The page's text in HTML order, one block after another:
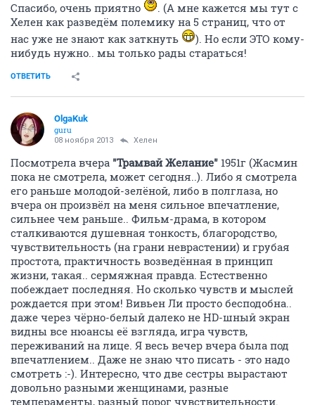
Спасибо, очень приятно
. (А мне кажется мы тут с
Хелен как разведём полемику на 5 страниц, что от
нас уже не знают как заткнуть
). Но если ЭТО кому-
нибудь нужно.. мы только рады стараться!
ОТВЕТИТЬ
OlgaKuk
guru
08 ноября 2013 Хелен
Посмотрела вчера "Трамвай Желание" 1951г (Жасмин
пока не смотрела, может сегодня..). Либо я смотрела
его раньше молодой-зелёной, либо в полглаза, но
вчера он произвёл на меня сильное впечатление,
сильнее чем раньше.. Фильм-драма, в котором
сталкиваются душевная тонкость, благородство,
чувствительность (на грани неврастении) и грубая
простота, практичность возведённая в принцип
жизни, такая.. сермяжная правда. Естественно
побеждает последняя. Но сколько чувств и мыслей
рождается при этом! Вивьен Ли просто бесподобна..
даже через чёрно-белый далеко не HD-шный экран
видны все нюансы её взгляда, игра чувств,
переживаний на лице. Я весь вечер вчера была под
впечатлением.. Даже не знаю что писать - это надо
смотреть :-). Интересно, что две сестры вырастают
довольно разными женщинами, разные
темпераменты, разный порог чувствительности.